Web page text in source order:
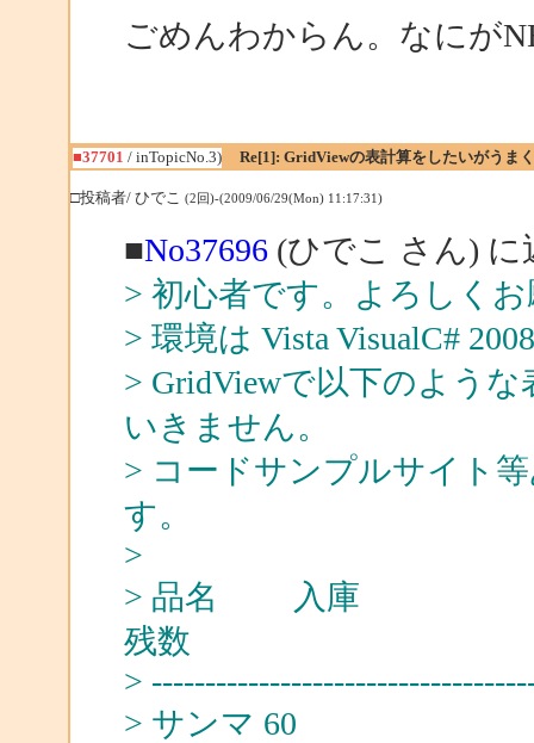
ごめんわからん。なにが
■37701 / inTopicNo.3) Re[1]: GridViewの表計算をしたいがうま
□投稿者/ ひでこ (2回)-(2009/06/29(Mon) 11:17:31)
■No37696(ひでこ さん) に
> 初心者です。よろしく
> 環境は Vista VisualC#
> GridViewで以下のよう
いきません。
> コードサンプルサイト
す。
>
> 品名
残数
>
> サ